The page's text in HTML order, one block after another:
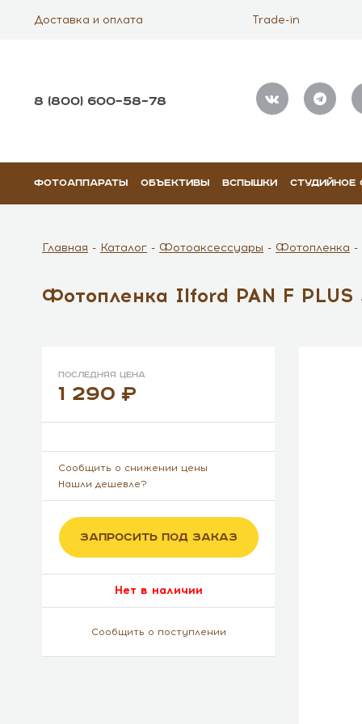
Доставка и оплата Trade-in
8 (800) 600–58–78
ФОТОАППАРАТЫ ОБЪЕКТИВЫ ВСПЫШКИ СТУДИЙНОЕ
Главная Каталог Фотоаксессуары Фотопленка
Фотопленка Ilford PAN F PLUS
Последняя цена
1 290
Сообщить о снижении цены
Нашли дешевле?
ЗАПРОСИТЬ ПОД ЗАКАЗ
Нет в наличии
Сообщить о поступлении